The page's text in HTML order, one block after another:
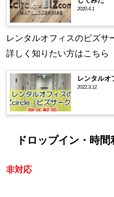
2020.4.1
レンタルオフィスのビズサ
詳しく知りたい方はこちら
レンタル
2022.3.12
ドロップイン・時間
非対応